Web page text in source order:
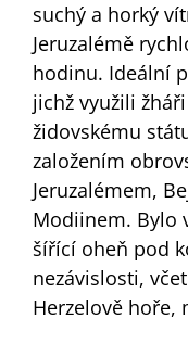
suchý a horký
Jeruzalémě
hodinu. Ideální
jichž využili
židovskému
založením
Jeruzalémem,
Modiinem. Bylo
šířící oheň pod
nezávislosti,
Herzelově hoře,